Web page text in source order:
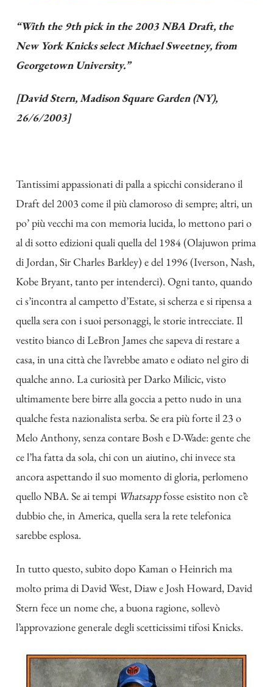
“With the 9th pick in the 2003 NBA Draft, the
New York Knicks select Michael Sweetney, from
Georgetown University.”
[David Stern, Madison Square Garden (NY),
26/6/2003]
Tantissimi appassionati di palla a spicchi considerano il
Draft del 2003 come il più clamoroso di sempre; altri, un
po’ più vecchi ma con memoria lucida, lo mettono pari o
al di sotto edizioni quali quella del 1984 (Olajuwon prima
di Jordan, Sir Charles Barkley) e del 1996 (Iverson, Nash,
Kobe Bryant, tanto per intenderci). Ogni tanto, quando
ci s’incontra al campetto d’Estate, si scherza e si ripensa a
quella sera con i suoi personaggi, le storie intrecciate. Il
vestito bianco di LeBron James che sapeva di restare a
casa, in una città che l’avrebbe amato e odiato nel giro di
qualche anno. La curiosità per Darko Milicic, visto
ultimamente bere birre alla goccia a petto nudo in una
qualche festa nazionalista serba. Se era più forte il 23 o
Melo Anthony, senza contare Bosh e D-Wade: gente che
ce l’ha fatta da sola, chi con un aiutino, chi invece sta
ancora aspettando il suo momento di gloria, perlomeno
quello NBA. Se ai tempi Whatsappfosse esistito non c’è
dubbio che, in America, quella sera la rete telefonica
sarebbe esplosa.
In tutto questo, subito dopo Kaman o Heinrich ma
molto prima di David West, Diaw e Josh Howard, David
Stern fece un nome che, a buona ragione, sollevò
l’approvazione generale degli scetticissimi tifosi Knicks.